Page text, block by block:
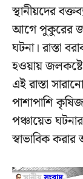
স্থানীয়দের
আগে পুকুরের
ঘটনা। রাস্তা
হওয়ায় জলকষ্টে
এই রাস্তা
পাশাপাশি
পঞ্চায়েত
স্বাভাবিক